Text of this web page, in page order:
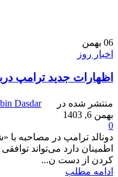
06 بهمن
اخبار روز
اظهارات جدید ترامپ
منتشر شده در
Dasdar
بهمن 6, 1403
0
دونالد ترامپ در مصاحبه
اطمینان دارد می‌تواند
کردن از دست ن...
ادامه مطلب